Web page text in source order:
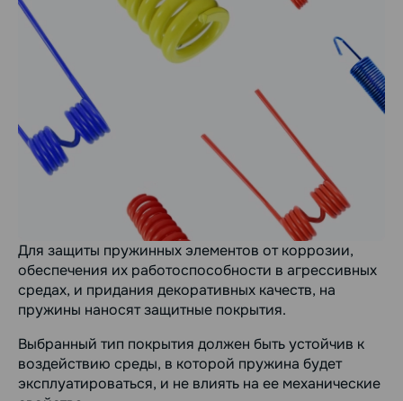
Для защиты пружинных элементов от коррозии,
обеспечения их работоспособности в агрессивных
средах, и придания декоративных качеств, на
пружины наносят защитные покрытия.
Выбранный тип покрытия должен быть устойчив к
воздействию среды, в которой пружина будет
эксплуатироваться, и не влиять на ее механические